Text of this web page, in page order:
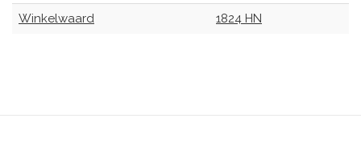
Winkelwaard 1824 HN